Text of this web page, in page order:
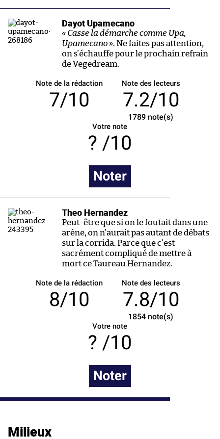
Dayot Upamecano
« Casse la démarche comme Upa,
Upamecano ». Ne faites pas attention,
on s’échauffe pour le prochain refrain
de Vegedream.
Note de la rédaction
7/10
Note des lecteurs
7.2/10
1789 note(s)
Votre note
/10
Noter
Theo Hernandez
Peut-être que si on le foutait dans une
arène, on n’aurait pas autant de débats
sur la corrida. Parce que c’est
sacrément compliqué de mettre à
mort ce Taureau Hernandez.
Note de la rédaction
8/10
Note des lecteurs
7.8/10
1854 note(s)
Votre note
/10
Noter
Milieux